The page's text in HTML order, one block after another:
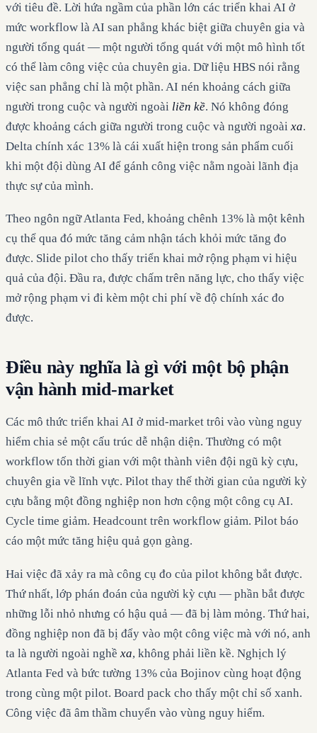
với tiêu đề. Lời hứa ngầm của phần lớn các triển khai AI ở
mức workflow là AI san phẳng khác biệt giữa chuyên gia và
người tổng quát — một người tổng quát với một mô hình tốt
có thể làm công việc của chuyên gia. Dữ liệu HBS nói rằng
việc san phẳng chỉ là một phần. AI nén khoảng cách giữa
người trong cuộc và người ngoài liền kề. Nó không đóng
được khoảng cách giữa người trong cuộc và người ngoàixa.
Delta chính xác 13% là cái xuất hiện trong sản phẩm cuối
khi một đội dùng AI để gánh công việc nằm ngoài lãnh địa
thực sự của mình.
Theo ngôn ngữ Atlanta Fed, khoảng chênh 13% là một kênh
cụ thể qua đó mức tăng cảm nhận tách khỏi mức tăng đo
được. Slide pilot cho thấy triển khai mở rộng phạm vi hiệu
quả của đội. Đầu ra, được chấm trên năng lực, cho thấy việc
mở rộng phạm vi đi kèm một chi phí về độ chính xác đo
được.
Điều này nghĩa là gì với một bộ phận
vận hành mid-market
Các mô thức triển khai AI ở mid-market trôi vào vùng nguy
hiểm chia sẻ một cấu trúc dễ nhận diện. Thường có một
workflow tốn thời gian với một thành viên đội ngũ kỳ cựu,
chuyên gia về lĩnh vực. Pilot thay thế thời gian của người kỳ
cựu bằng một đồng nghiệp non hơn cộng một công cụ AI.
Cycle time giảm. Headcount trên workflow giảm. Pilot báo
cáo một mức tăng hiệu quả gọn gàng.
Hai việc đã xảy ra mà công cụ đo của pilot không bắt được.
Thứ nhất, lớp phán đoán của người kỳ cựu — phần bắt được
những lỗi nhỏ nhưng có hậu quả — đã bị làm mỏng. Thứ hai,
đồng nghiệp non đã bị đẩy vào một công việc mà với nó, anh
ta là người ngoài nghềxa, không phải liền kề. Nghịch lý
Atlanta Fed và bức tường 13% của Bojinov cùng hoạt động
trong cùng một pilot. Board pack cho thấy một chỉ số xanh.
Công việc đã âm thầm chuyển vào vùng nguy hiểm.